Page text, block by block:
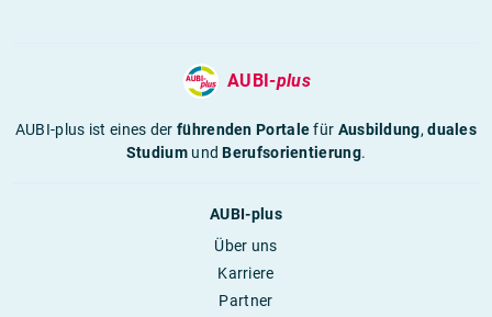
AUBI-plus
AUBI-plus ist eines derführenden Portalefür Ausbildung,duales
StudiumundBerufsorientierung.
AUBI-plus
Über uns
Karriere
Partner